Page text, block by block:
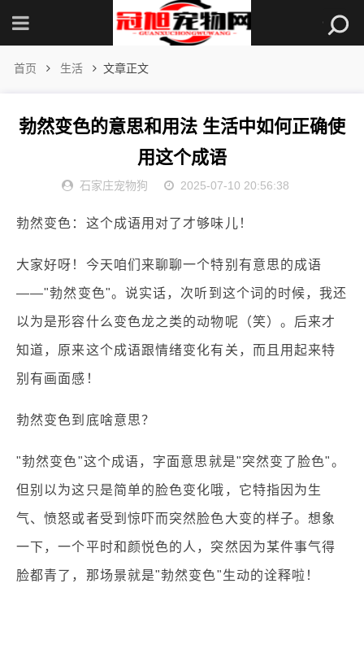
首页 生活 文章正文
勃然变色的意思和用法 生活中如何正确使
用这个成语
石家庄宠物狗 2025-07-10 20:56:38
勃然变色：这个成语用对了才够味儿！
大家好呀！今天咱们来聊聊一个特别有意思的成语
——"勃然变色"。说实话，次听到这个词的时候，我还
以为是形容什么变色龙之类的动物呢（笑）。后来才
知道，原来这个成语跟情绪变化有关，而且用起来特
别有画面感！
勃然变色到底啥意思？
"勃然变色"这个成语，字面意思就是"突然变了脸色"。
但别以为这只是简单的脸色变化哦，它特指因为生
气、愤怒或者受到惊吓而突然脸色大变的样子。想象
一下，一个平时和颜悦色的人，突然因为某件事气得
脸都青了，那场景就是"勃然变色"生动的诠释啦！